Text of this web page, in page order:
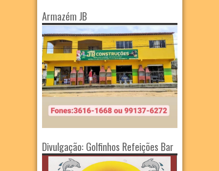
Armazém JB
Divulgação: Golfinhos Refeições Bar